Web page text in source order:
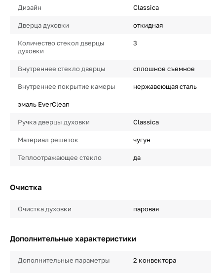
Дизайн Classica
Дверца духовки откидная
Количество стекол дверцы
духовки
3
Внутреннее стекло дверцы сплошное съемное
Внутреннее покрытие камеры нержавеющая сталь
эмаль EverClean
Ручка дверцы духовки Classica
Материал решеток чугун
Теплоотражающее стекло да
Очистка
Очистка духовки паровая
Дополнительные характеристики
Дополнительные параметры 2 конвектора